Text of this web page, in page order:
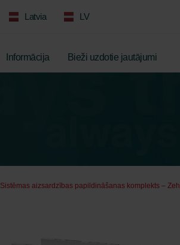
Latvia LV
Informācija Bieži uzdotie jautājumi
Sistēmas aizsardzības papildināšanas komplekts –